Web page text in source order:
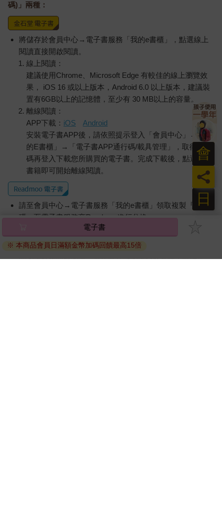
碼)」兩種：
將儲存於會員中心→電子書服務「我的e書櫃」，點選線上
閱讀直接開啟閱讀。
線上閱讀：
建議使用Chrome、Microsoft Edge 有較佳的線上瀏覽效
果， iOS 16 或以上版本，Android 6.0 以上版本，建議裝
置有6GB以上的記憶體，至少有 30 MB以上的容量。
離線閱讀：
APP下載： iOS
Android
安裝電子書APP後，請依照提示登入「會員中心」→「我
的E書櫃」→「電子書APP通行碼/載具管理」，取得通行
碼再登入下載您所購買的電子書。完成下載後，點選任一
書籍即可開始離線閱讀。
請至會員中心→電子書服務「我的e書櫃」領取複製『兌換
碼』至電子書服務商Readmoo進行兌換。
因版權保護，您在金石堂所購買的電子書僅能以金石堂專屬
的閱讀軟體開啟閱讀，無法以其他閱讀器或直接下載檔案。
電子書
※ 本商品會員日滿額金幣加碼回饋最高15倍
日
員
會